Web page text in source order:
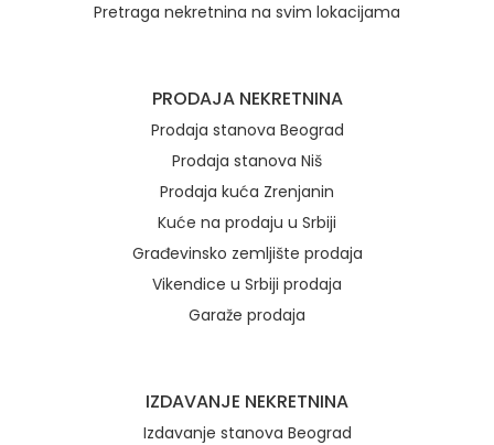
Pretraga nekretnina na svim lokacijama
PRODAJA NEKRETNINA
Prodaja stanova Beograd
Prodaja stanova Niš
Prodaja kuća Zrenjanin
Kuće na prodaju u Srbiji
Građevinsko zemljište prodaja
Vikendice u Srbiji prodaja
Garaže prodaja
IZDAVANJE NEKRETNINA
Izdavanje stanova Beograd